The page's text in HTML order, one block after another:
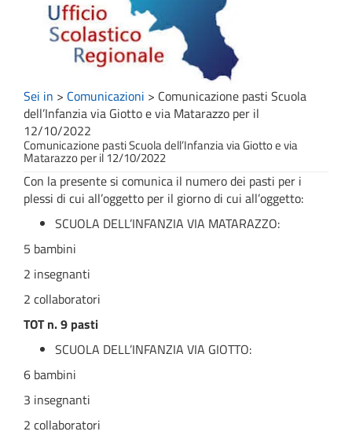
Sei in > Comunicazioni > Comunicazione pasti Scuola
dell’Infanzia via Giotto e via Matarazzo per il
12/10/2022
Comunicazione pasti Scuola dell’Infanzia via Giotto e via
Matarazzo per il 12/10/2022
Con la presente si comunica il numero dei pasti per i
plessi di cui all’oggetto per il giorno di cui all’oggetto:
SCUOLA DELL’INFANZIA VIA MATARAZZO:
5 bambini
2 insegnanti
2 collaboratori
TOT n. 9 pasti
SCUOLA DELL’INFANZIA VIA GIOTTO:
6 bambini
3 insegnanti
2 collaboratori